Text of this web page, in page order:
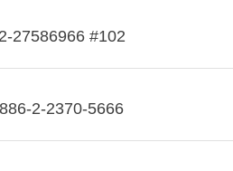
27586966 #102
2-2370-5666